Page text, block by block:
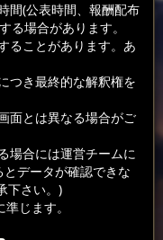
間(公表時間、報酬配布
る場合があります。
ることがあります。あ
つき最終的な解釈権を
面とは異なる場合がご
場合には運営チームに
データが確認できな
下さい。)
じます。